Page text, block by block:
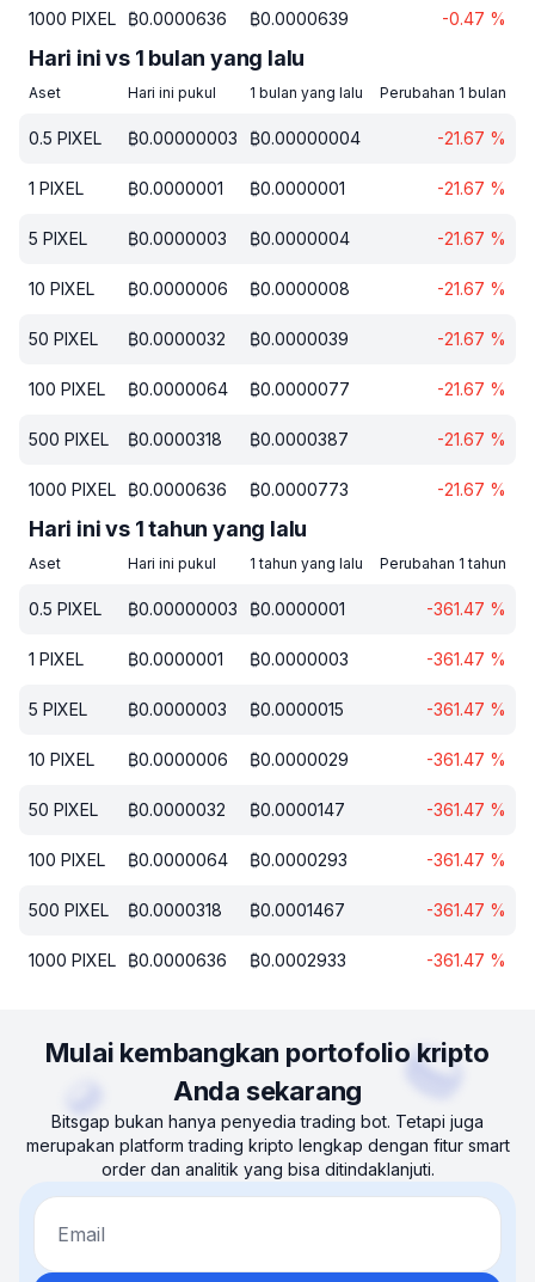
1000 PIXEL ₿0.0000636 ₿0.0000639 -0.47 %
Hari ini vs 1 bulan yang lalu
Aset Hari ini pukul 1 bulan yang lalu Perubahan 1 bulan
0.5 PIXEL ₿0.00000003 ₿0.00000004 -21.67 %
1 PIXEL ₿0.0000001 ₿0.0000001 -21.67 %
5 PIXEL ₿0.0000003 ₿0.0000004 -21.67 %
10 PIXEL ₿0.0000006 ₿0.0000008 -21.67 %
50 PIXEL ₿0.0000032 ₿0.0000039 -21.67 %
100 PIXEL ₿0.0000064 ₿0.0000077 -21.67 %
500 PIXEL ₿0.0000318 ₿0.0000387 -21.67 %
1000 PIXEL ₿0.0000636 ₿0.0000773 -21.67 %
Hari ini vs 1 tahun yang lalu
Aset Hari ini pukul 1 tahun yang lalu Perubahan 1 tahun
0.5 PIXEL ₿0.00000003 ₿0.0000001 -361.47 %
1 PIXEL ₿0.0000001 ₿0.0000003 -361.47 %
5 PIXEL ₿0.0000003 ₿0.0000015 -361.47 %
10 PIXEL ₿0.0000006 ₿0.0000029 -361.47 %
50 PIXEL ₿0.0000032 ₿0.0000147 -361.47 %
100 PIXEL ₿0.0000064 ₿0.0000293 -361.47 %
500 PIXEL ₿0.0000318 ₿0.0001467 -361.47 %
1000 PIXEL ₿0.0000636 ₿0.0002933 -361.47 %
Mulai kembangkan portofolio kripto
Anda sekarang
Bitsgap bukan hanya penyedia trading bot. Tetapi juga
merupakan platform trading kripto lengkap dengan fitur smart
order dan analitik yang bisa ditindaklanjuti.
Email